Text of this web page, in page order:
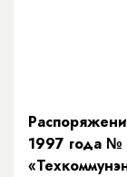
1997 года №